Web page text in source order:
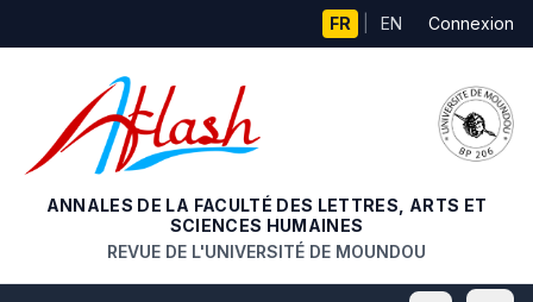
FR EN Connexion
ANNALES DE LA FACULTÉ DES LETTRES, ARTS ET
SCIENCES HUMAINES
REVUE DE L'UNIVERSITÉ DE MOUNDOU